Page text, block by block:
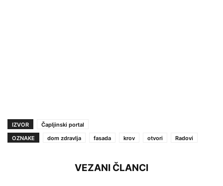
IZVOR
Čapljinski portal
OZNAKE
dom zdravlja fasada krov otvori Radovi
VEZANI ČLANCI